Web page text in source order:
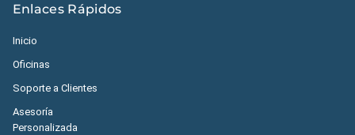
Enlaces Rápidos
Inicio
Oficinas
Soporte a Clientes
Asesoría
Personalizada